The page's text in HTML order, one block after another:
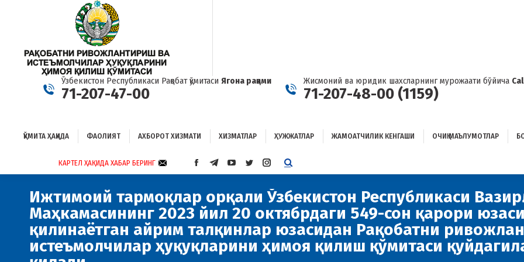
Ўзбекистон Республикаси Рақобат қўмитаси Ягона рақами
71-207-47-00
Жисмоний ва юридик шахсларнинг мурожаати бўйича
71-207-48-00 (1159)
ҚЎМИТА ҲАҚИДА ФАОЛИЯТ АХБОРОТ ХИЗМАТИ ХИЗМАТЛАР ҲУЖЖАТЛАР ЖАМОАТЧИЛИК КЕНГАШИ ОЧИҚ МАЪЛУМОТЛАР
КАРТЕЛ ҲАҚИДА ХАБАР БЕРИНГ
FACEBOOK
IN
NEW
WINDOW
TELEGRAM
IN
NEW
WINDOW
YOUTUBE
IN
NEW
WINDOW
TWITTER
OPENS
IN
NEW
WINDOW
INSTAGRAM
OPENS
IN
NEW
WINDOW
Ижтимоий тармоқлар орқали Ўзбекистон Республикаси
Маҳкамасининг 2023 йил 20 октябрдаги 549-сон қарори
қилинаётган айрим талқинлар юзасидан Рақобатни
истеъмолчилар ҳуқуқларини ҳимоя қилиш қўмитаси
ФАОЛИЯТ